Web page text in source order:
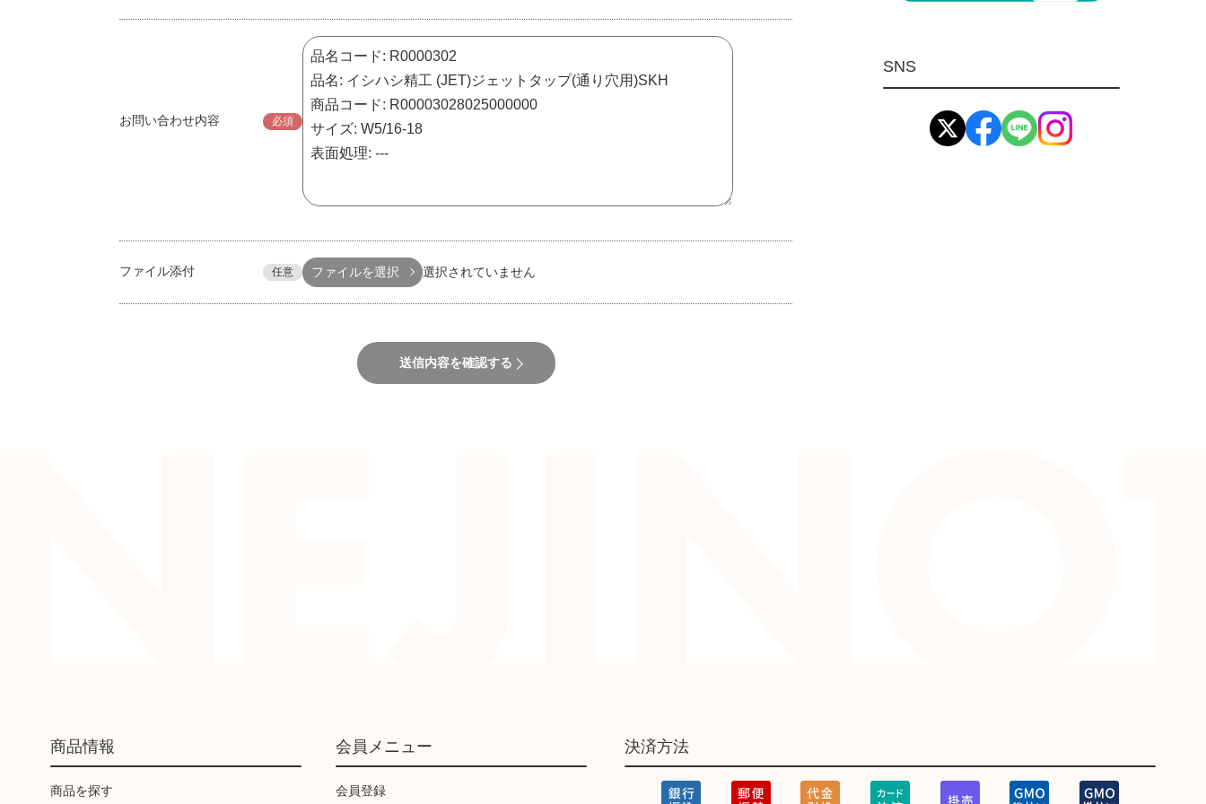
お問い合わせ内容 必須
ファイル添付 任意 ファイルを選択 選択されていません
送信内容を確認する
環境安全用品
工業資材(栃木屋)
SNS
商品情報
商品を探す
会員メニュー
会員登録
決済方法